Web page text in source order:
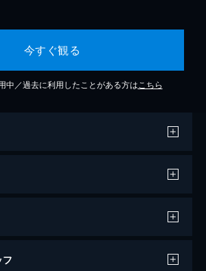
今すぐ観る
中／過去に利用したことがある方は こちら